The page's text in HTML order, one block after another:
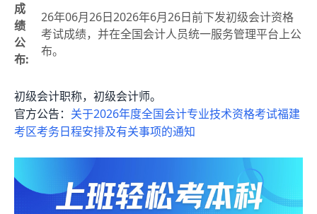
成
绩
公
布:
26年06月26日2026年6月26日前下发初级会计资格
考试成绩，并在全国会计人员统一服务管理平台上公
布。
初级会计职称，初级会计师。
官方公告： 关于2026年度全国会计专业技术资格考试福建
考区考务日程安排及有关事项的通知